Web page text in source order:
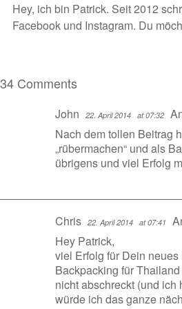
Hey, ich bin Patrick. Seit 2012
Facebook und Instagram. Du
34 Comments
John 22. April 2014 at 07:32
Nach dem tollen Beitrag
„rübermachen“ und als
übrigens und viel Erfolg
Chris 22. April 2014 at 07:41
Hey Patrick,
viel Erfolg für Dein
Backpacking für
nicht abschreckt (und
würde ich das ganze